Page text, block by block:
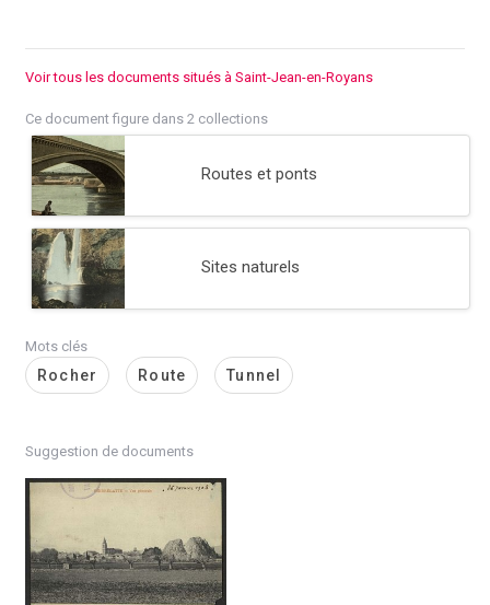
Voir tous les documents situés à Saint-Jean-en-Royans
Ce document figure dans 2 collections
Routes et ponts
Sites naturels
Mots clés
Rocher Route Tunnel
Suggestion de documents